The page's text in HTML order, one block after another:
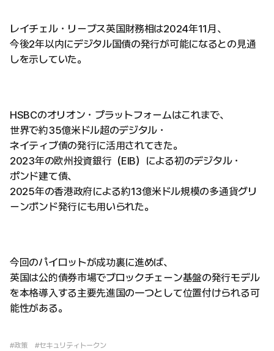
レイチェル・リーブス英国財務相は2024年11月、
今後2年以内にデジタル国債の発行が可能になるとの見通
しを示していた。
HSBCのオリオン・プラットフォームはこれまで、
世界で約35億米ドル超のデジタル・
ネイティブ債の発行に活用されてきた。
2023年の欧州投資銀行（EIB）による初のデジタル・
ポンド建て債、
2025年の香港政府による約13億米ドル規模の多通貨グリ
ーンボンド発行にも用いられた。
今回のパイロットが成功裏に進めば、
英国は公的債券市場でブロックチェーン基盤の発行モデル
を本格導入する主要先進国の一つとして位置付けられる可
能性がある。
#政策 #セキュリティトークン